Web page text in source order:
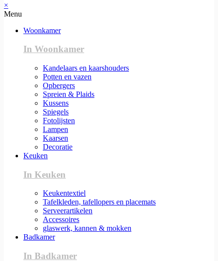
×
Menu
Woonkamer
In Woonkamer
Kandelaars en kaarshouders
Potten en vazen
Opbergers
Spreien & Plaids
Kussens
Spiegels
Fotolijsten
Lampen
Kaarsen
Decoratie
Keuken
In Keuken
Keukentextiel
Tafelkleden, tafellopers en placemats
Serveerartikelen
Accessoires
glaswerk, kannen & mokken
Badkamer
In Badkamer